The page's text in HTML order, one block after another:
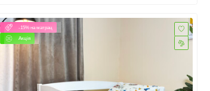
-15% на матрац
Акція